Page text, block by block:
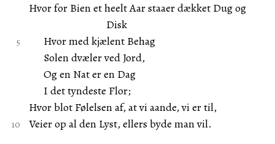
Hvor for Bien et heelt Aar staaer dækket Dug og
Disk
Hvor med kjælent Behag
Solen dvæler ved Jord,
Og en Nat er en Dag
I det tyndeste Flor;
Hvor blot Følelsen af, at vi aande, vi er til,
Veier op al den Lyst, ellers byde man vil.